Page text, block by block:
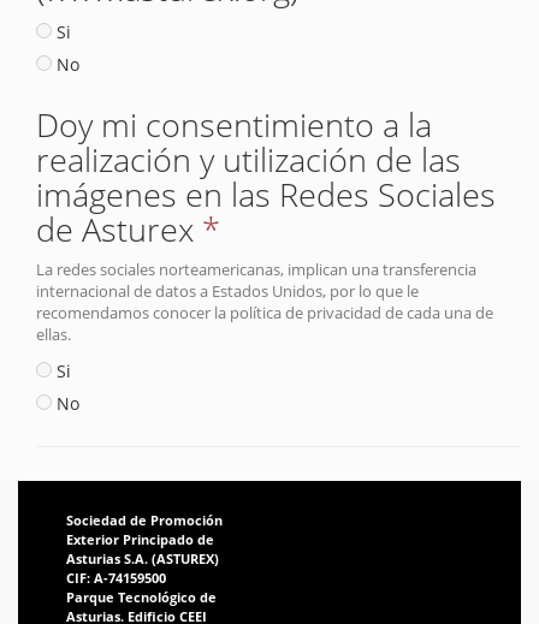
Si
No
Doy mi consentimiento a la
realización y utilización de las
imágenes en las Redes Sociales
de Asturex *
La redes sociales norteamericanas, implican una transferencia
internacional de datos a Estados Unidos, por lo que le
recomendamos conocer la política de privacidad de cada una de
ellas.
Si
No
Sociedad de Promoción
Exterior Principado de
Asturias S.A. (ASTUREX)
CIF: A-74159500
Parque Tecnológico de
Asturias. Edificio CEEI